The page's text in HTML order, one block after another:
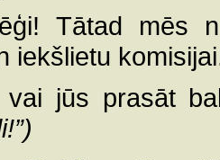
Tātad mēs
iekšlietu
vai jūs prasāt